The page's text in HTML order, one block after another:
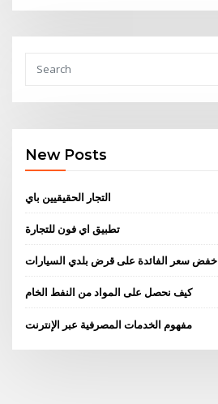
New Posts
التجار الحقيقيين باي
تطبيق اي فون للتجارة
سعر الفائدة على قرض بلدي السيارات
كيف نحصل على المواد من النفط الخام
مفهوم الخدمات المصرفية عبر الإنترنت